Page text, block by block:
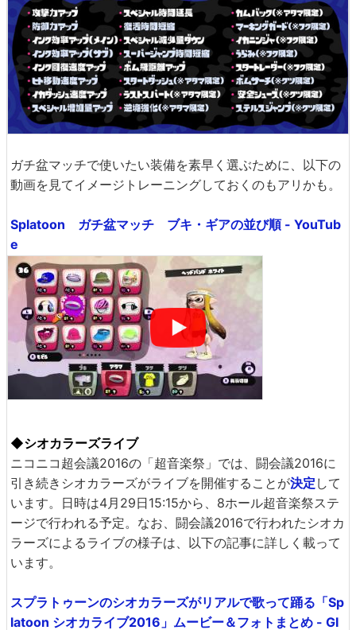
ガチ盆マッチで使いたい装備を素早く選ぶために、以下の
動画を見てイメージトレーニングしておくのもアリかも。
Splatoon ガチ盆マッチ ブキ・ギアの並び順 - YouTub
e
◆シオカラーズライブ
ニコニコ超会議2016の「超音楽祭」では、闘会議2016に
引き続きシオカラーズがライブを開催することが決定 して
います。日時は4月29日15:15から、8ホール超音楽祭ステ
ージで行われる予定。なお、闘会議2016で行われたシオカ
ラーズによるライブの様子は、以下の記事に詳しく載って
います。
スプラトゥーンのシオカラーズがリアルで歌って踊る「Sp
latoon シオカライブ2016」ムービー＆フォトまとめ - GI